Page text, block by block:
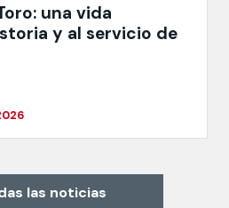
una vida
y al servicio de
las noticias